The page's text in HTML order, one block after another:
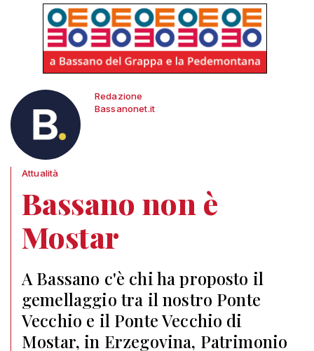
Redazione
Bassanonet.it
Attualità
Bassano non è
Mostar
A Bassano c'è chi ha proposto il
gemellaggio tra il nostro Ponte
Vecchio e il Ponte Vecchio di
Mostar, in Erzegovina, Patrimonio